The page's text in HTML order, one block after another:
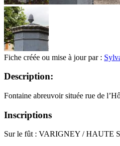
Fiche créée ou mise à jour par :
Description:
Fontaine abreuvoir située rue de
Inscriptions
Sur le fût : VARIGNEY / HAUTE